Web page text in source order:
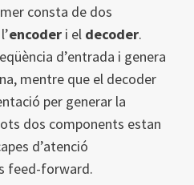
consta de dos
encoder i el decoder.
d’entrada i genera
mentre que el decoder
per generar la
dos components estan
d’atenció
feed-forward.